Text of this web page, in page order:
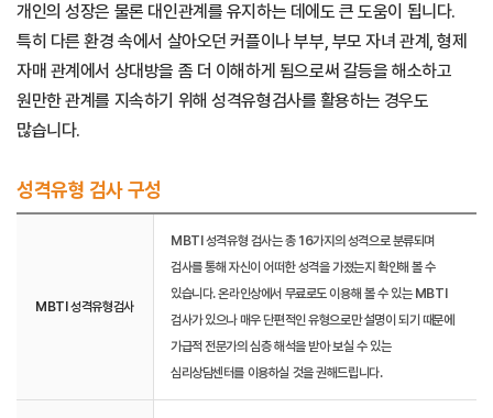
개인의 성장은 물론 대인관계를 유지하는 데에도 큰 도움이 됩니다. ​
특히 다른 환경 속에서 살아오던 커플이나 부부, 부모 자녀 관계, 형제
자매 관계에서 상대방을 좀 더 이해하게 됨으로써 갈등을 해소하고
원만한 관계를 지속하기 위해 성격유형검사를 활용하는 경우도
많습니다.
성격유형 검사 구성
MBTI 성격유형검사
MBTI 성격유형 검사는 총 16가지의 성격으로 분류되며
검사를 통해 자신이 어떠한 성격을 가졌는지 확인해 볼 수
있습니다. 온라인상에서 무료로도 이용해 볼 수 있는 MBTI
검사가 있으나 매우 단편적인 유형으로만 설명이 되기 때문에
가급적 전문가의 심층 해석을 받아 보실 수 있는
심리상담센터를 이용하실 것을 권해드립니다.